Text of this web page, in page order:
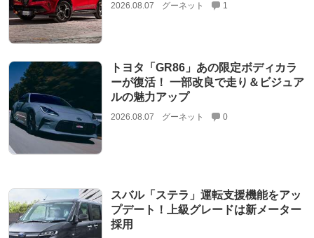
2026.08.07 グーネット 1
トヨタ「GR86」あの限定ボディカラ
ーが復活！ 一部改良で走り＆ビジュア
ルの魅力アップ
2026.08.07 グーネット 0
スバル「ステラ」運転支援機能をアッ
プデート！上級グレードは新メーター
採用